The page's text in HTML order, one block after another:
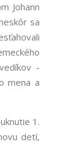
Johann
sa
-
mena a
1.
detí,